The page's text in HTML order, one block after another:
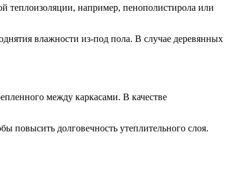
теплоизоляции, например, пенополистирола или
влажности из-под пола. В случае деревянных
между каркасами. В качестве
повысить долговечность утеплительного слоя.